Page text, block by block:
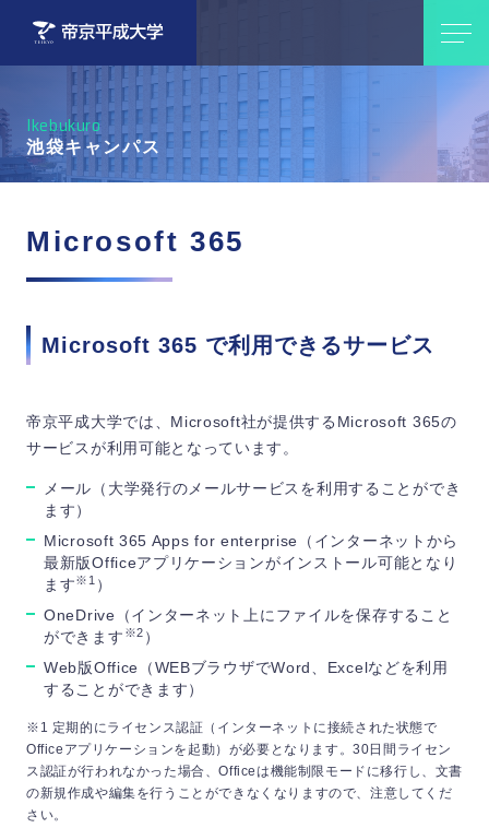
Ikebukuro
池袋キャンパス
Microsoft 365
Microsoft 365 で利用できるサービス
帝京平成大学では、Microsoft社が提供するMicrosoft 365の
サービスが利用可能となっています。
メール（大学発行のメールサービスを利用することができ
ます）
Microsoft 365 Apps for enterprise（インターネットから
最新版Officeアプリケーションがインストール可能となり
ます※1 ）
OneDrive（インターネット上にファイルを保存すること
ができます ※2 ）
Web版Office（WEBブラウザでWord、Excelなどを利用
することができます）
※1 定期的にライセンス認証（インターネットに接続された状態で
Officeアプリケーションを起動）が必要となります。30日間ライセン
ス認証が行われなかった場合、Officeは機能制限モードに移行し、文書
の新規作成や編集を行うことができなくなりますので、注意してくだ
さい。